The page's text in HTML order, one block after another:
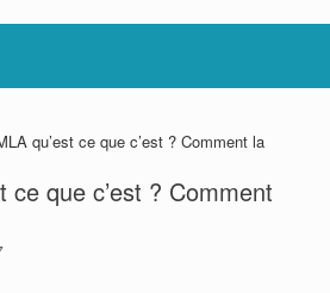
qu’est ce que c’est ? Comment la
ce que c’est ? Comment